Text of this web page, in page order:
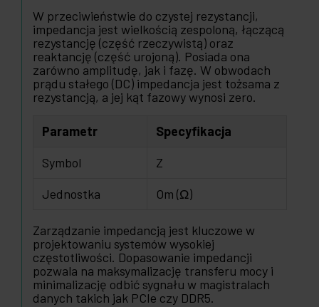
W przeciwieństwie do czystej rezystancji,
impedancja jest wielkością zespoloną, łączącą
rezystancję (część rzeczywistą) oraz
reaktancję (część urojoną). Posiada ona
zarówno amplitudę, jak i fazę. W obwodach
prądu stałego (DC) impedancja jest tożsama z
rezystancją, a jej kąt fazowy wynosi zero.
Parametr
Specyfikacja
Symbol
Z
Jednostka
Om (Ω)
Zarządzanie impedancją jest kluczowe w
projektowaniu systemów wysokiej
częstotliwości. Dopasowanie impedancji
pozwala na maksymalizację transferu mocy i
minimalizację odbić sygnału w magistralach
danych takich jak PCIe czy DDR5.